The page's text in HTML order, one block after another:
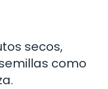
secos,
como